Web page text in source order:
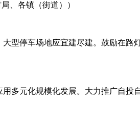
、各镇（街道））
型停车场地应宜建尽建。鼓励在路
多元化规模化发展。大力推广自投